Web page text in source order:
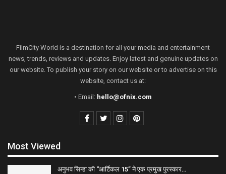
FilmCity World is a destination for all your media and entertainment
news, trends, reviews and updates. Enjoy latest and genuine updates on
our website. To publish your story on our website or to advertise on this
website, contact us at:
• Email: hello@ofnix.com
Most Viewed
अनुभव सिन्हा की “आर्टिकल 15” ने एक प्रमुख पुरस्कार…